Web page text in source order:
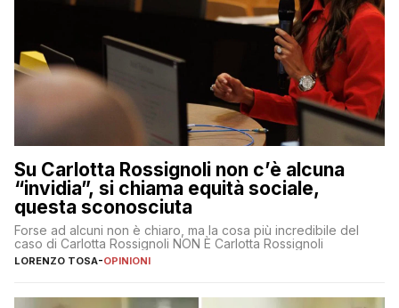
Su Carlotta Rossignoli non c’è alcuna
“invidia”, si chiama equità sociale,
questa sconosciuta
Forse ad alcuni non è chiaro, ma la cosa più incredibile del
caso di Carlotta Rossignoli NON È Carlotta Rossignoli
LORENZO TOSA-OPINIONI